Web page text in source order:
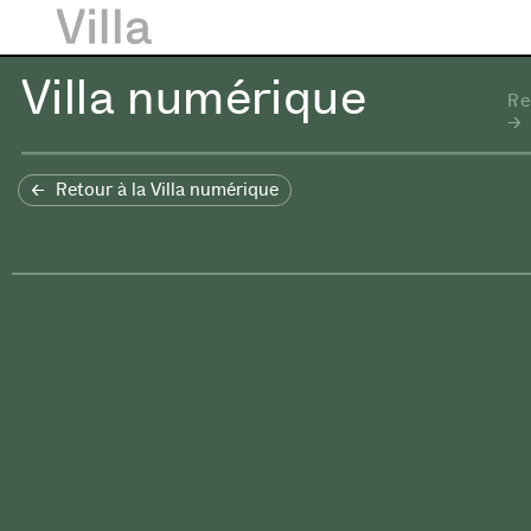
Villa numérique
Retour à la Villa numérique